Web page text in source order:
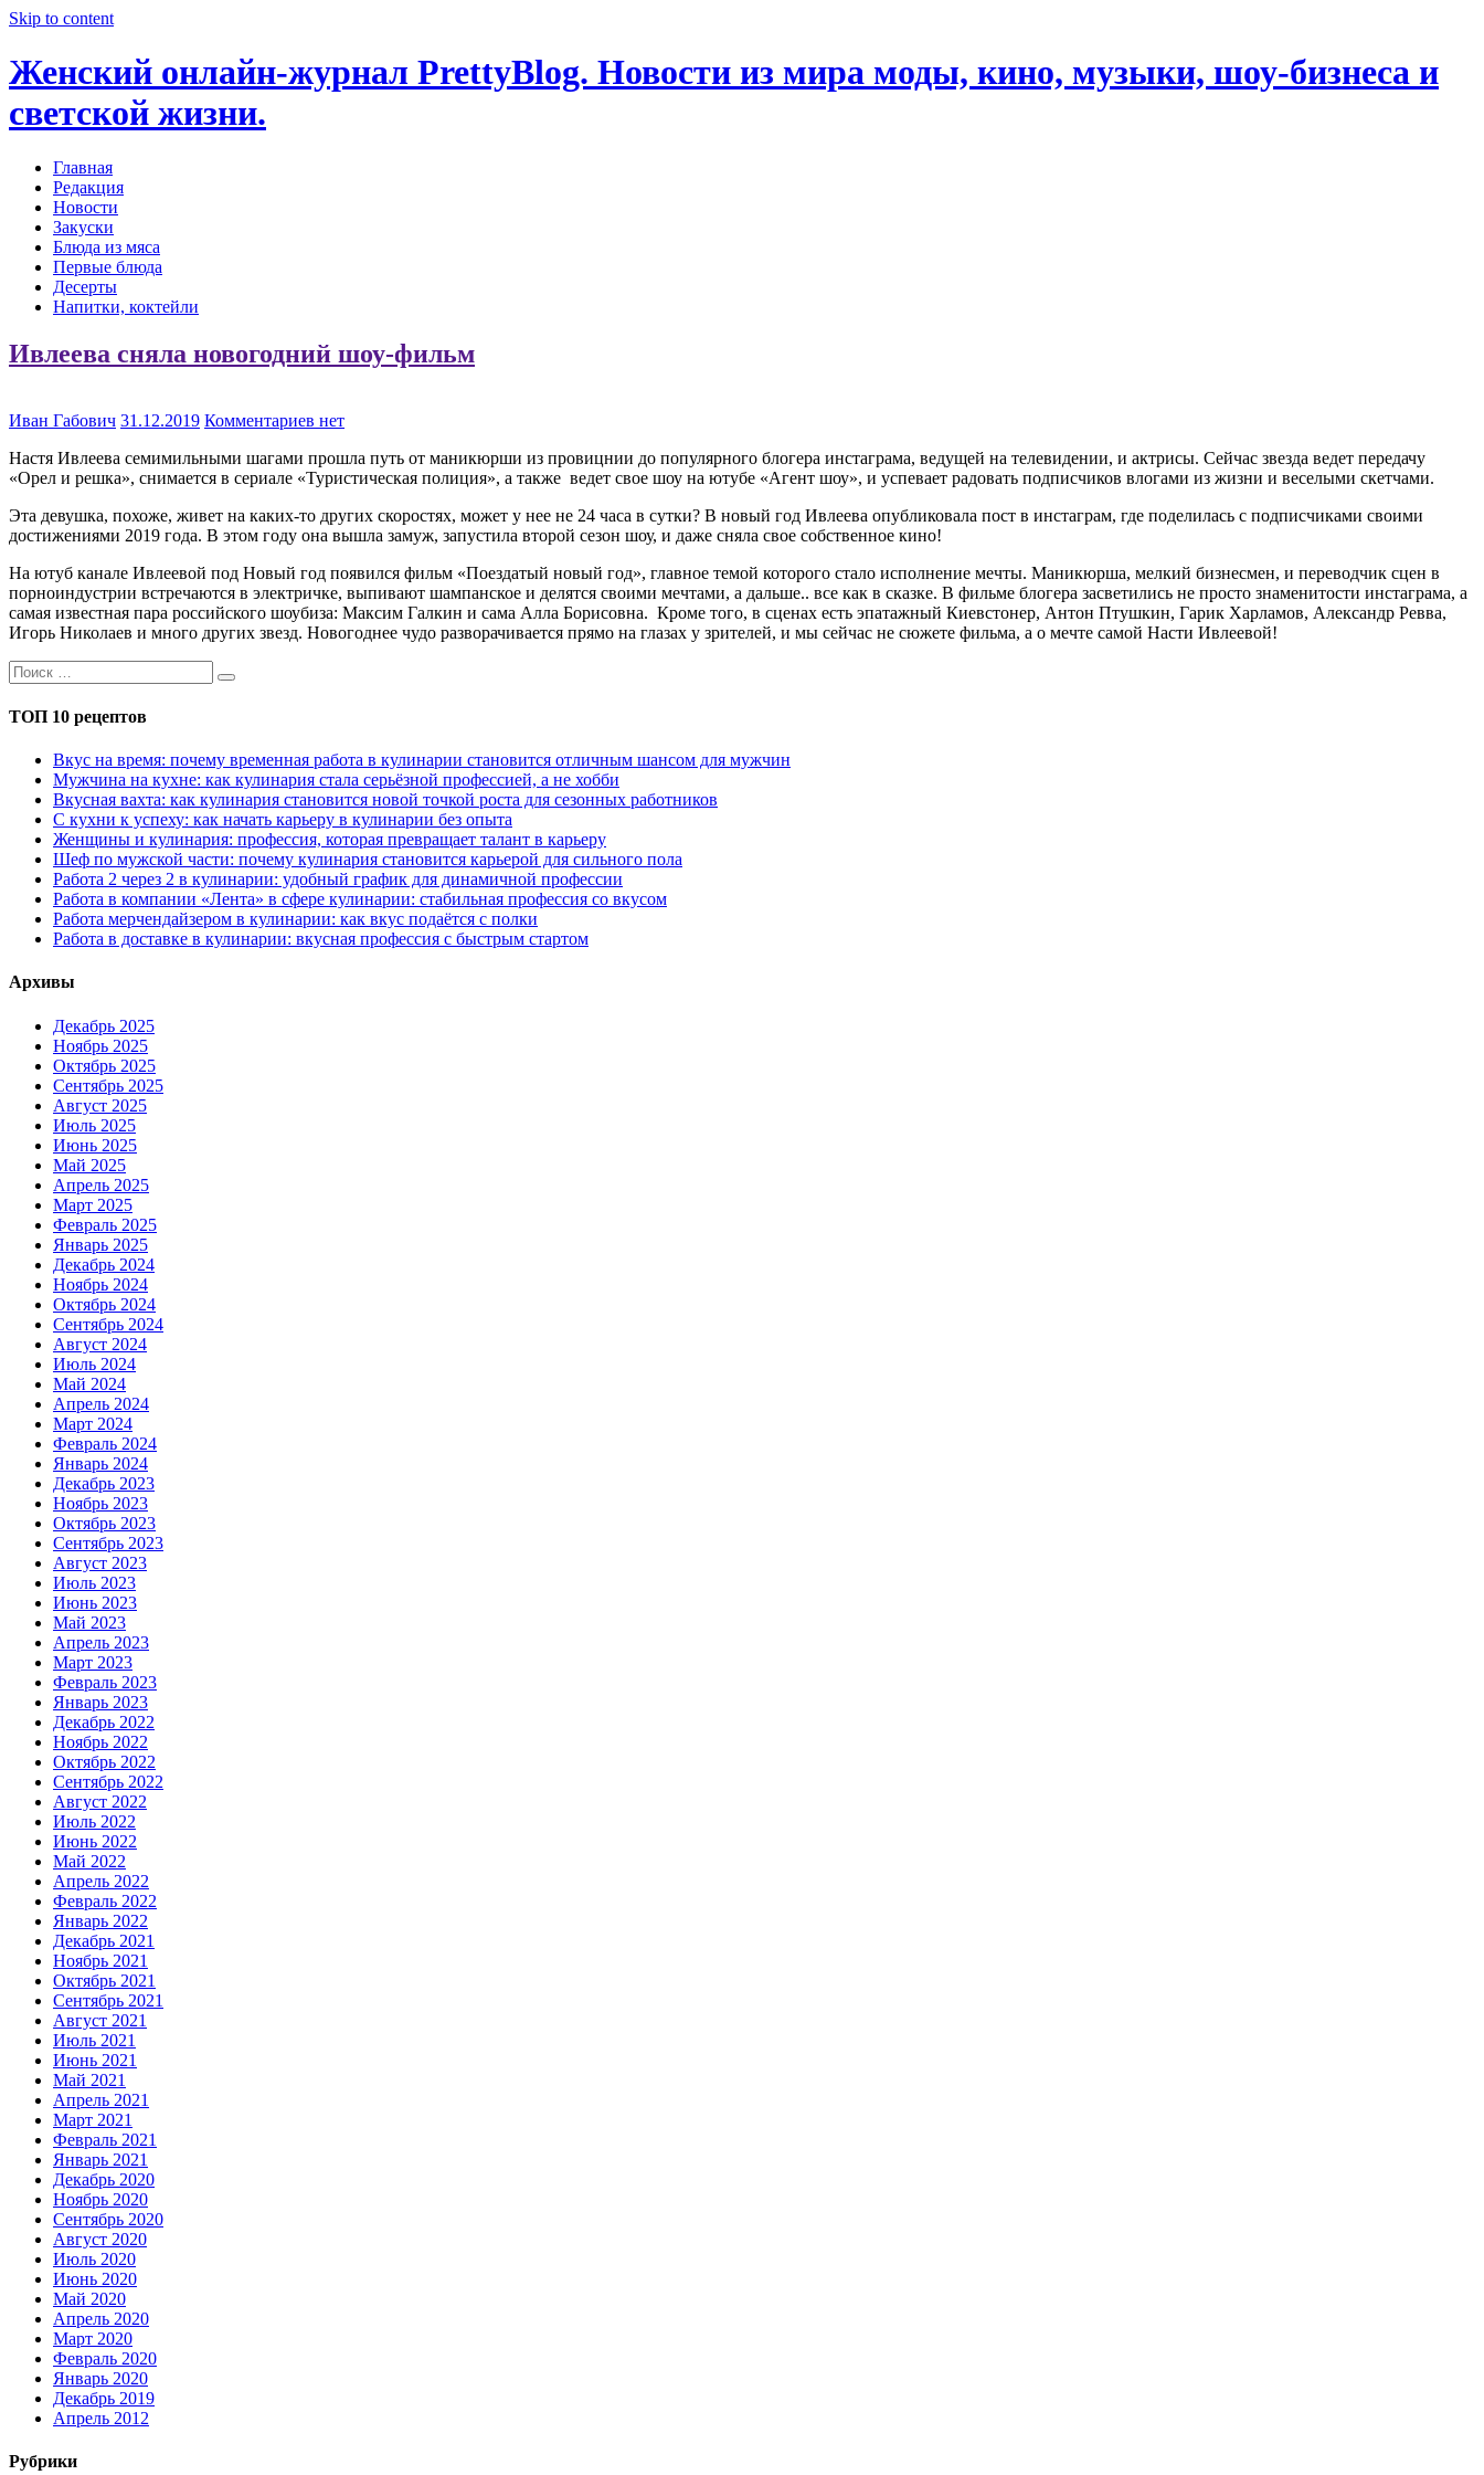
Skip to content
Женский онлайн-журнал PrettyBlog. Новости из мира моды, кино, музыки, шоу-бизнеса и
светской жизни.
Главная
Редакция
Новости
Закуски
Блюда из мяса
Первые блюда
Десерты
Напитки, коктейли
Ивлеева сняла новогодний шоу-фильм
Иван Габович 31.12.2019 Комментариев нет
Настя Ивлеева семимильными шагами прошла путь от маникюрши из провицнии до популярного блогера инстаграма, ведущей на телевидении, и актрисы. Сейчас звезда ведет передачу
«Орел и решка», снимается в сериале «Туристическая полиция», а также ведет свое шоу на ютубе «Агент шоу», и успевает радовать подписчиков влогами из жизни и веселыми скетчами.
Эта девушка, похоже, живет на каких-то других скоростях, может у нее не 24 часа в сутки? В новый год Ивлеева опубликовала пост в инстаграм, где поделилась с подписчиками своими
достижениями 2019 года. В этом году она вышла замуж, запустила второй сезон шоу, и даже сняла свое собственное кино!
На ютуб канале Ивлеевой под Новый год появился фильм «Поездатый новый год», главное темой которого стало исполнение мечты. Маникюрша, мелкий бизнесмен, и переводчик сцен в
порноиндустрии встречаются в электричке, выпивают шампанское и делятся своими мечтами, а дальше.. все как в сказке. В фильме блогера засветились не просто знаменитости инстаграма, а
самая известная пара российского шоубиза: Максим Галкин и сама Алла Борисовна. Кроме того, в сценах есть эпатажный Киевстонер, Антон Птушкин, Гарик Харламов, Александр Ревва,
Игорь Николаев и много других звезд. Новогоднее чудо разворачивается прямо на глазах у зрителей, и мы сейчас не сюжете фильма, а о мечте самой Насти Ивлеевой!
ТОП 10 рецептов
Вкус на время: почему временная работа в кулинарии становится отличным шансом для мужчин
Мужчина на кухне: как кулинария стала серьёзной профессией, а не хобби
Вкусная вахта: как кулинария становится новой точкой роста для сезонных работников
С кухни к успеху: как начать карьеру в кулинарии без опыта
Женщины и кулинария: профессия, которая превращает талант в карьеру
Шеф по мужской части: почему кулинария становится карьерой для сильного пола
Работа 2 через 2 в кулинарии: удобный график для динамичной профессии
Работа в компании «Лента» в сфере кулинарии: стабильная профессия со вкусом
Работа мерчендайзером в кулинарии: как вкус подаётся с полки
Работа в доставке в кулинарии: вкусная профессия с быстрым стартом
Архивы
Декабрь 2025
Ноябрь 2025
Октябрь 2025
Сентябрь 2025
Август 2025
Июль 2025
Июнь 2025
Май 2025
Апрель 2025
Март 2025
Февраль 2025
Январь 2025
Декабрь 2024
Ноябрь 2024
Октябрь 2024
Сентябрь 2024
Август 2024
Июль 2024
Май 2024
Апрель 2024
Март 2024
Февраль 2024
Январь 2024
Декабрь 2023
Ноябрь 2023
Октябрь 2023
Сентябрь 2023
Август 2023
Июль 2023
Июнь 2023
Май 2023
Апрель 2023
Март 2023
Февраль 2023
Январь 2023
Декабрь 2022
Ноябрь 2022
Октябрь 2022
Сентябрь 2022
Август 2022
Июль 2022
Июнь 2022
Май 2022
Апрель 2022
Февраль 2022
Январь 2022
Декабрь 2021
Ноябрь 2021
Октябрь 2021
Сентябрь 2021
Август 2021
Июль 2021
Июнь 2021
Май 2021
Апрель 2021
Март 2021
Февраль 2021
Январь 2021
Декабрь 2020
Ноябрь 2020
Сентябрь 2020
Август 2020
Июль 2020
Июнь 2020
Май 2020
Апрель 2020
Март 2020
Февраль 2020
Январь 2020
Декабрь 2019
Апрель 2012
Рубрики